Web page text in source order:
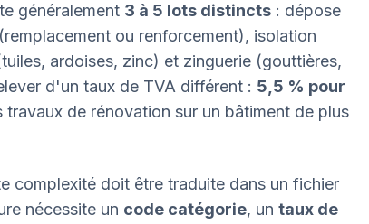
généralement 3 à 5 lots distincts : dépose
ou renforcement), isolation
ardoises, zinc) et zinguerie (gouttières,
d'un taux de TVA différent : 5,5 % pour
travaux de rénovation sur un bâtiment de plus
complexité doit être traduite dans un fichier
nécessite un code catégorie, un taux de